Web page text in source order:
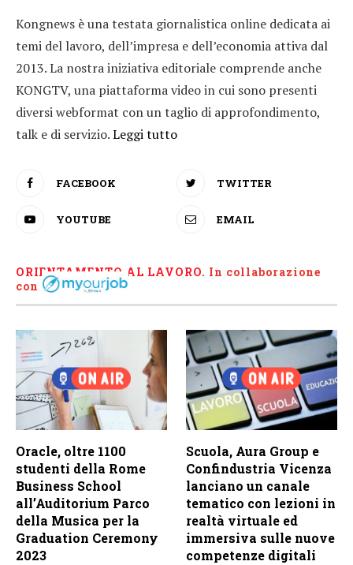
Kongnews è una testata giornalistica online dedicata ai
temi del lavoro, dell’impresa e dell’economia attiva dal
2013. La nostra iniziativa editoriale comprende anche
KONGTV, una piattaforma video in cui sono presenti
diversi webformat con un taglio di approfondimento,
talk e di servizio.Leggi tutto
FACEBOOK TWITTER
YOUTUBE EMAIL
ORIENTAMENTO AL LAVORO. In collaborazione
con
Oracle, oltre 1100
studenti della Rome
Business School
all’Auditorium Parco
della Musica per la
Graduation Ceremony
2023
Scuola, Aura Group e
Confindustria Vicenza
lanciano un canale
tematico con lezioni in
realtà virtuale ed
immersiva sulle nuove
competenze digitali